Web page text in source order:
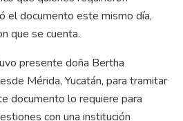
el documento este mismo día,
que se cuenta.
presente doña Bertha
Mérida, Yucatán, para tramitar
documento lo requiere para
con una institución